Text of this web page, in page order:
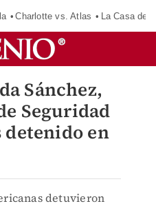
Charlotte vs. Atlas La Casa de
Sánchez,
Seguridad
detenido en
detuvieron